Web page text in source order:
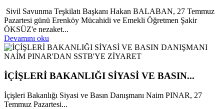
Sivil Savunma Teşkilatı Başkanı Hakan BALABAN, 27 Temmuz
Pazartesi günü Erenköy Mücahidi ve Emekli Öğretmen Şakir
ÖKSÜZ'e nezaket...
Devamını oku
İÇİŞLERİ BAKANLIĞI SİYASİ VE BASIN...
İçişleri Bakanlığı Siyasi ve Basın Danışmanı Naim PINAR, 27
Temmuz Pazartesi...